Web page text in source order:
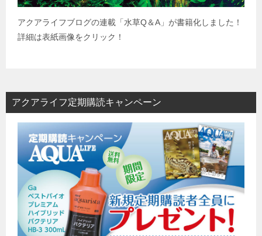
アクアライフブログの連載「水草Q＆A 」が書籍化しました！
詳細は表紙画像をクリック！
アクアライフ定期購読キャンペーン